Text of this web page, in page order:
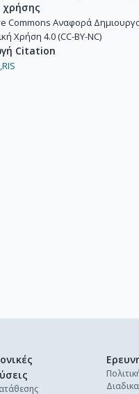
χρήσης
Commons Αναφορά
Χρήση 4.0 (CC-BY-NC)
Citation
RIS